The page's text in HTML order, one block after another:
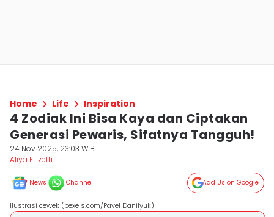
Home Life Inspiration
4 Zodiak Ini Bisa Kaya dan Ciptakan
Generasi Pewaris, Sifatnya Tangguh!
24 Nov 2025, 23:03 WIB
Aliya F. Izetti
News Channel Add Us on Google
Ilustrasi cewek (pexels.com/Pavel Danilyuk)